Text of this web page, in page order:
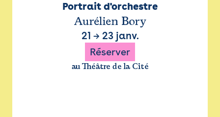
Portrait d'orchestre
Aurélien Bory
21 → 23 janv.
Réserver
au Théâtre de la Cité